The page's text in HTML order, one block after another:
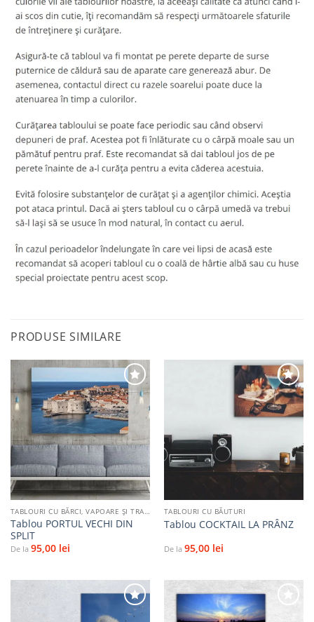
PRODUSE SIMILARE
Adaugă
la
favorite
TABLOURI CU BĂRCI, VAPOARE ȘI TRANSPORT PE APĂ
Tablou PORTUL VECHI DIN
SPLIT
De la 95,00 lei
Adaugă
TABLOURI CU BĂUTURI
Tablou COCKTAIL LA PRÂNZ
De la 95,00 lei